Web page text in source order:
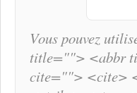
Vous pouvez
title=""> <abbr
cite=""> <cite>